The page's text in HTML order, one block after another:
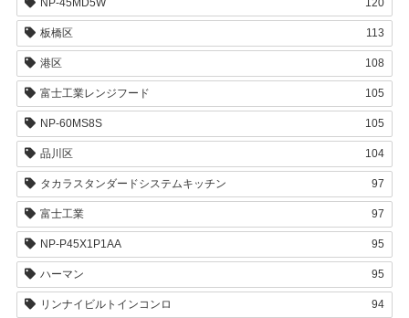
板橋区 113
港区 108
富士工業レンジフード 105
NP-60MS8S 105
品川区 104
タカラスタンダードシステムキッチン 97
富士工業 97
NP-P45X1P1AA 95
ハーマン 95
リンナイビルトインコンロ 94